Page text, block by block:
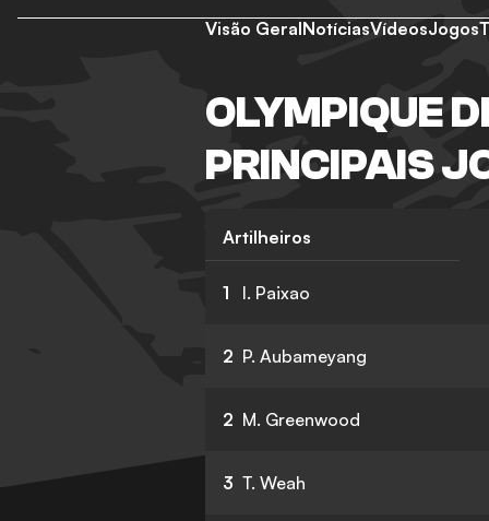
Visão GeralNotíciasVídeosJogos
OLYMPIQUE
PRINCIPAIS
Artilheiros
1 I. Paixao
2 P. Aubameyang
2 M. Greenwood
3 T. Weah